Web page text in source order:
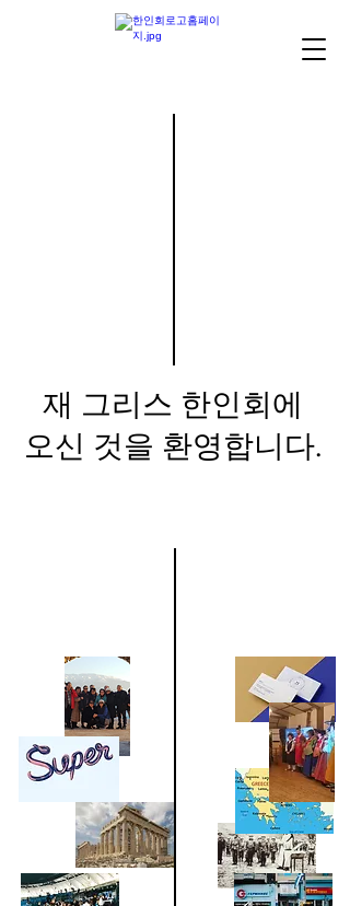
재 그리스 한인회에
오신 것을 환영합니다.